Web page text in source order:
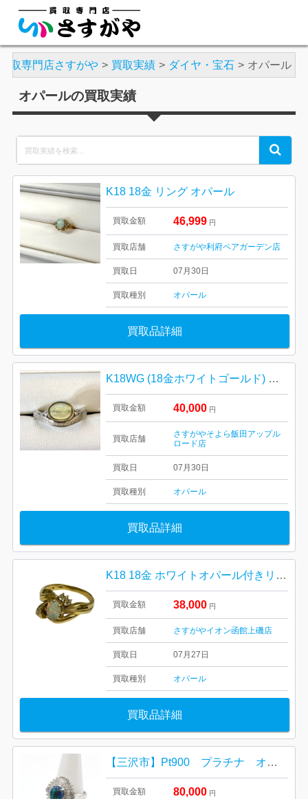
買取専門店さすがや 買取実績 ダイヤ・宝石 オパール
オパールの買取実績
for:
Search
K18 18金 リング オパール
買取金額 46,999 円
買取店舗 さすがや利府ペアガーデン店
買取日 07月30日
買取種別 オパール
買取品詳細
K18WG (18金ホワイトゴールド) オパール・ダイヤモンドリング
買取金額 40,000 円
買取店舗
さすがやそよら飯田アップル
ロード店
買取日 07月30日
買取種別 オパール
買取品詳細
K18 18金 ホワイトオパール付きリング【イオン函館上磯店】
買取金額 38,000 円
買取店舗 さすがやイオン函館上磯店
買取日 07月27日
買取種別 オパール
買取品詳細
【三沢市】Pt900 プラチナ オパールリング をお買取り致しました！
買取金額 80,000 円